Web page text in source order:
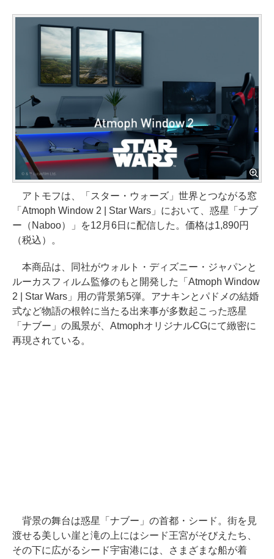
アトモフは、「スター・ウォーズ」世界とつながる窓
「Atmoph Window 2 | Star Wars」において、惑星「ナブ
ー（Naboo）」を12月6日に配信した。価格は1,890円
（税込）。
本商品は、同社がウォルト・ディズニー・ジャパンと
ルーカスフィルム監修のもと開発した「Atmoph Window
2 | Star Wars」用の背景第5弾。アナキンとパドメの結婚
式など物語の根幹に当たる出来事が多数起こった惑星
「ナブー」の風景が、AtmophオリジナルCGにて緻密に
再現されている。
背景の舞台は惑星「ナブー」の首都・シード。街を見
渡せる美しい崖と滝の上にはシード王宮がそびえたち、
その下に広がるシード宇宙港には、さまざまな船が着